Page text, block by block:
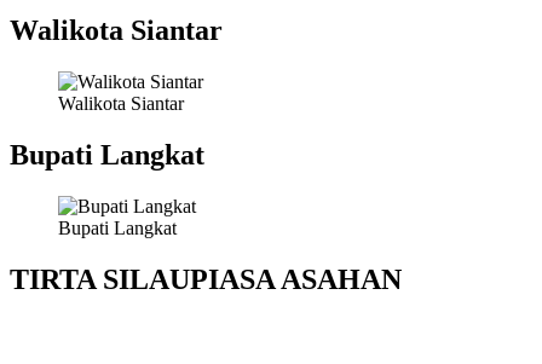
Walikota Siantar
Walikota Siantar
Bupati Langkat
Bupati Langkat
TIRTA SILAUPIASA ASAHAN